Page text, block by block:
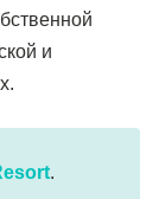
и
.